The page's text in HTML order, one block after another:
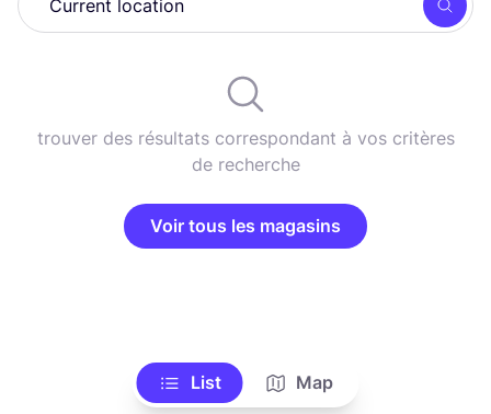
trouver des résultats correspondant à vos critères
de recherche
Voir tous les magasins
List Map